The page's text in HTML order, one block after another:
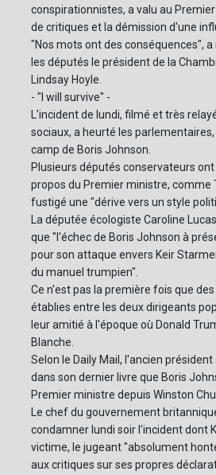
conspirationnistes, a valu au
de critiques et la démission d'une
"Nos mots ont des conséquences",
les députés le président de la
Lindsay Hoyle.
- "I will survive" -
L'incident de lundi, filmé et très
sociaux, a heurté les
camp de Boris Johnson.
Plusieurs députés conservateurs
propos du Premier ministre, comme
fustigé une "dérive vers un style
La députée écologiste Caroline
que "l'échec de Boris Johnson à
pour son attaque envers Keir
du manuel trumpien".
Ce n'est pas la première fois que
établies entre les deux dirigeants
leur amitié à l'époque où Donald
Blanche.
Selon le Daily Mail, l'ancien
dans son dernier livre que Boris
Premier ministre depuis Winston
Le chef du gouvernement
condamner lundi soir l'incident dont
victime, le jugeant "absolument
aux critiques sur ses propres